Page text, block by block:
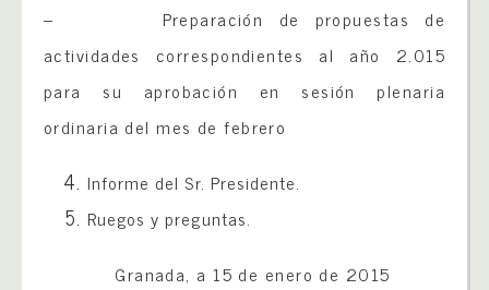
– Preparación de propuestas de
actividades correspondientes al año 2.015
para su aprobación en sesión plenaria
ordinaria del mes de febrero
Informe del Sr. Presidente.
Ruegos y preguntas.
Granada, a 15 de enero de 2015